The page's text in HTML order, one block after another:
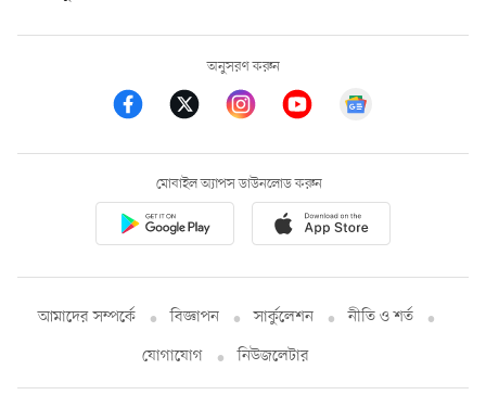
অনুসরণ করুন
মোবাইল অ্যাপস ডাউনলোড করুন
আমাদের সম্পর্কে বিজ্ঞাপন সার্কুলেশন
নীতি ও শর্ত
যোগাযোগ
নিউজলেটার